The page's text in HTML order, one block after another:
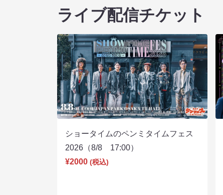
ライブ配信チケット
ショータイムのペンミタイムフェス
2026（8/8 17:00）
¥2000 (税込)